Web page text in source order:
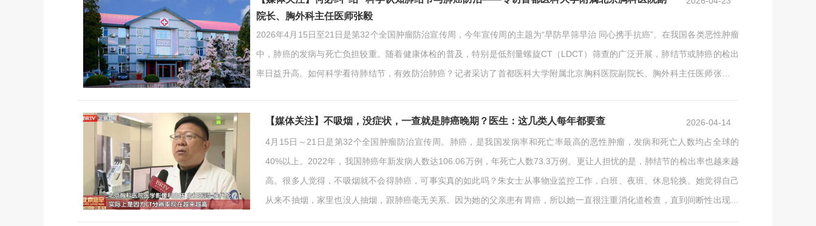
院长、胸外科主任医师张毅
2026年4月15日至21日是第32个全国肿瘤防治宣传周，今年宣传周的主题为“早防早筛早治 同心携手抗癌”。在我国各类恶性肿瘤
中，肺癌的发病与死亡负担较重。随着健康体检的普及，特别是低剂量螺旋CT（LDCT）筛查的广泛开展，肺结节或肺癌的检出
率日益升高。如何科学看待肺结节，有效防治肺癌？记者采访了首都医科大学附属北京胸科医院副院长、胸外科主任医师张毅。
【媒体关注】不吸烟，没症状，一查就是肺癌晚期？医生：这几类人每年都要查
2026-04-14
4月15日～21日是第32个全国肿瘤防治宣传周。肺癌，是我国发病率和死亡率最高的恶性肿瘤，发病和死亡人数均占全球的
40%以上。2022年，我国肺癌年新发病人数达106.06万例，年死亡人数73.3万例。更让人担忧的是，肺结节的检出率也越来越
高。很多人觉得，不吸烟就不会得肺癌，可事实真的如此吗？朱女士从事物业监控工作，白班、夜班、休息轮换。她觉得自己
从来不抽烟，家里也没人抽烟，跟肺癌毫无关系。因为她的父亲患有胃癌，所以她一直很注重消化道检查，直到间断性出现的